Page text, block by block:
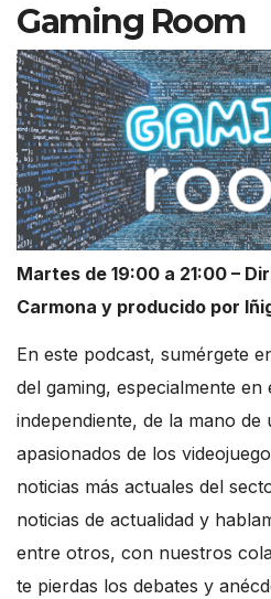
Gaming Room
Martes de 19:00 a 21:00 –
Carmona y producido por
En este podcast, sumérgete
del gaming, especialmente en
independiente, de la mano de
apasionados de los
noticias más actuales del
noticias de actualidad y
entre otros, con nuestros
te pierdas los debates y